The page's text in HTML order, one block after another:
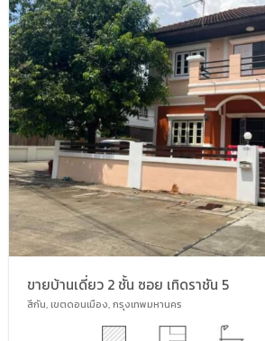
ขายบ้านเดี่ยว 2 ชั้น ซอย เทิดราชัน 5
สีกัน, เขตดอนเมือง, กรุงเทพมหานคร